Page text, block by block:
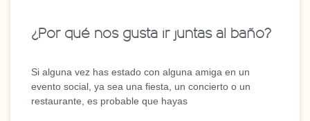
¿Por qué nos gusta ir juntas al baño?
Si alguna vez has estado con alguna amiga en un
evento social, ya sea una fiesta, un concierto o un
restaurante, es probable que hayas